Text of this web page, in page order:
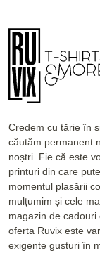
Credem cu tărie în
căutăm permanent
noștri. Fie că este
printuri din care
momentul plasării
mulțumim și cele
magazin de cadouri
oferta Ruvix este
exigente gusturi în